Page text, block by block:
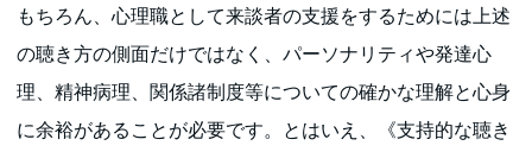
もちろん、心理職として来談者の支援をするためには上述
の聴き方の側面だけではなく、パーソナリティや発達心
理、精神病理、関係諸制度等についての確かな理解と心身
に余裕があることが必要です。とはいえ、《支持的な聴き